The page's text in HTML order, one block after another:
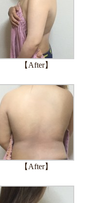
【After】
【After】